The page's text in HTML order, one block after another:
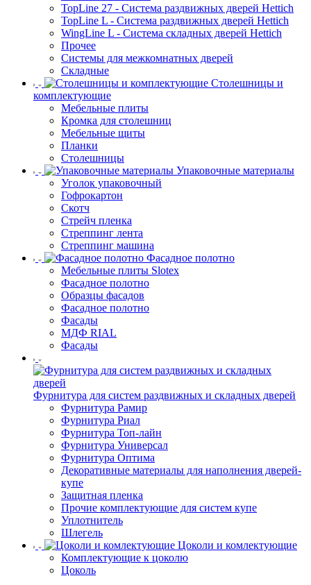
TopLine 27 - Система раздвижных дверей Hettich
TopLine L - Система раздвижных дверей Hettich
WingLine L - Система складных дверей Hettich
Прочее
Системы для межкомнатных дверей
Складные
Столешницы и
комплектующие
Мебельные плиты
Кромка для столешниц
Мебельные щиты
Планки
Столешницы
Упаковочные материалы
Уголок упаковочный
Гофрокартон
Скотч
Стрейч пленка
Стреппинг лента
Стреппинг машина
Фасадное полотно
Мебельные плиты Slotex
Фасадное полотно
Образцы фасадов
Фасадное полотно
Фасады
МДФ RIAL
Фасады
Фурнитура для систем раздвижных и складных дверей
Фурнитура Рамир
Фурнитура Риал
Фурнитура Топ-лайн
Фурнитура Универсал
Фурнитура Оптима
Декоративные материалы для наполнения дверей-
купе
Защитная пленка
Прочие комплектующие для систем купе
Уплотнитель
Шлегель
Цоколи и комлектующие
Комплектующие к цоколю
Цоколь